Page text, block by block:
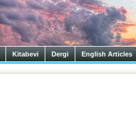
Kitabevi Dergi English Articles